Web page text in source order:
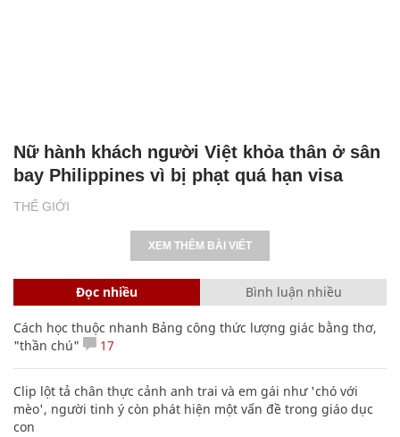
THẾ GIỚI
Nữ hành khách người Việt khỏa thân ở sân
bay Philippines vì bị phạt quá hạn visa
XEM THÊM BÀI VIẾT
Đọc nhiều Bình luận nhiều
Cách học thuộc nhanh Bảng công thức lượng giác bằng thơ,
"thần chú"
17
Clip lột tả chân thực cảnh anh trai và em gái như 'chó với
mèo', người tinh ý còn phát hiện một vấn đề trong giáo dục
con